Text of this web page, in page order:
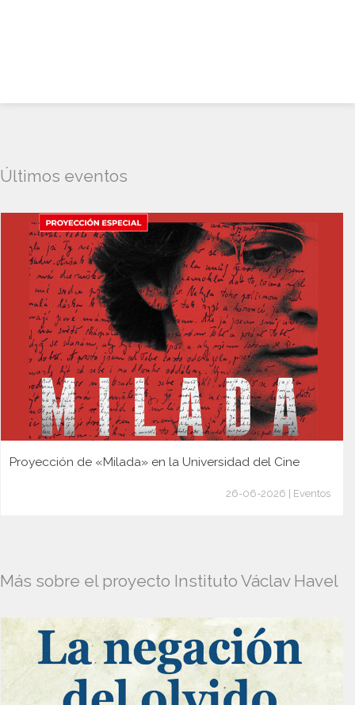
Últimos eventos
Proyección de «Milada» en la Universidad del Cine
26-06-2026 | Eventos
Más sobre el proyecto Instituto Václav Havel